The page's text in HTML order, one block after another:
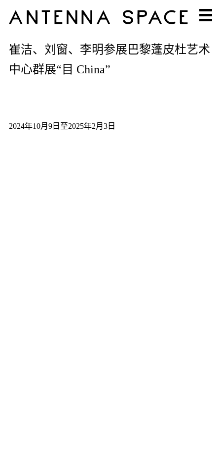
崔洁、刘窗、李明参展巴黎蓬皮杜艺术
中心群展“目 China”
2024年10月9日至2025年2月3日